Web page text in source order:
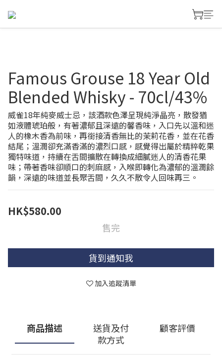
Famous Grouse 18 Year Old
Blended Whisky - 70cl/43%
威雀18年純麥威士忌，該酒款色澤呈現純淨晶亮，散發猶
如液體琥珀般，有著濃郁且深遠的馨香味，入口先以溫和迷
人的橡木香為前味，再銜接清香無比的茉莉花香，並在花香
結尾；溫潤卻充滿香滿的濃烈口感，感覺得出屬於精粹乾果
獨特味道，持續在舌間擴散在轉換成細膩迷人的清香花果
味；帶著香味卻順口的刺麻感，入喉即轉化為濃郁的溫潤餘
韻，深遠的味道並長聚舌間，久久不散令人回味再三。
HK$580.00
售完
貨到通知我
加入追蹤清單
商品描述
送貨及付
款方式
顧客評價